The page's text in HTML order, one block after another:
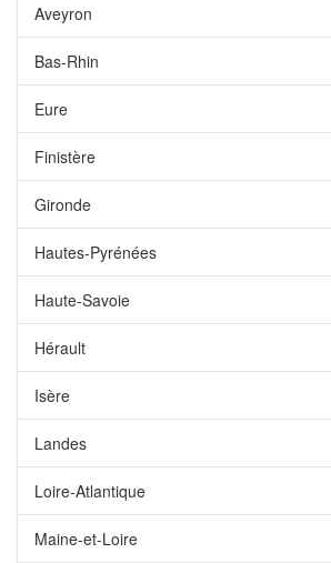
Aveyron
Bas-Rhin
Eure
Finistère
Gironde
Hautes-Pyrénées
Haute-Savoie
Hérault
Isère
Landes
Loire-Atlantique
Maine-et-Loire